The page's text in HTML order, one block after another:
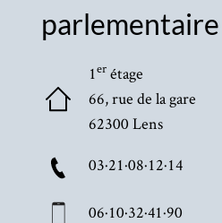
parlementaire
1er étage
66, rue de la gare
62300 Lens
03·21·08·12·14
06·10·32·41·90